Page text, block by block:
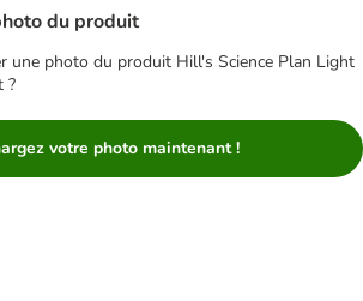
du produit
une photo du produit Hill's Science Plan Light
?
votre photo maintenant !